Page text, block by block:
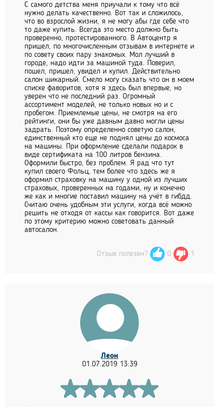
С самого детства меня приучали к тому что всё
нужно делать качественно. Вот так и сложилось,
что во взрослой жизни, я не могу абы где себе что
то даже купить. Всегда это место должно быть
проверенно, протестированного. В Автоцентр я
пришел, по многочисленным отзывам в интернете и
по совету своих пару знакомых. Мол лучший в
городе, надо идти за машиной туда. Поверил,
пошел, пришел, увидел и купил. Действительно
салон шикарный. Смело могу сказать что он в моем
списке фаворитов, хотя я здесь был впервые, но
уверен что не последний раз. Огромный
ассортимент моделей, не только новых но и с
пробегом. Приемлемые цены, не смотря на его
рейтинги, они бы уже давным давно могли цены
задрать. Поэтому определенно советую салон,
единственный кто еще не поднял цены до космоса
на машины. При оформление сделали подарок в
виде сертификата на 100 литров бензина.
Оформили быстро, без проблем. Я рад что тут
купил своего Фольц, тем более что здесь же я
оформил страховку на машину у одной из лучших
страховых, проверенных на годами, ну и конечно
же как и многие поставил машину на учёт в гибдд.
Считаю очень удобным эти услуги, когда всё можно
решить не отходя от кассы как говорится. Вот даже
по этому критерию можно советовать данный
автосалон.
Отзыв полезен? 0 1
Леон
01.07.2019 13:39